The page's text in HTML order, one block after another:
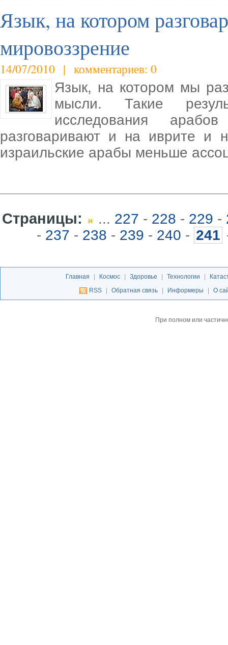
Язык, на котором
мировоззрение
14/07/2010 | комментариев: 0
Язык, на котором мы
мысли. Такие
исследования
разговаривают и на иврите и
израильские арабы меньше
Страницы: ... 227 - 228 - 229 -
- 237 - 238 - 239 - 240 - 241
Главная Космос Здоровье Технологии
RSS
Обратная связь Информеры О
При полном или